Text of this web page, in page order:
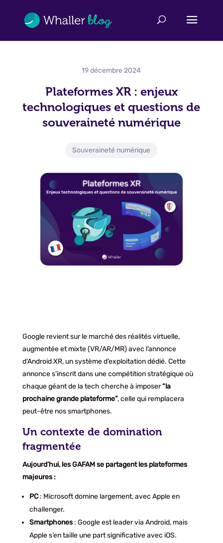
19 décembre 2024
Plateformes XR : enjeux
technologiques et questions de
souveraineté numérique
Souveraineté numérique
Google revient sur le marché des réalités virtuelle,
augmentée et mixte (VR/AR/MR) avec l’annonce
d’Android XR, un système d’exploitation dédié. Cette
annonce s’inscrit dans une compétition stratégique où
chaque géant de la tech cherche à imposer“la
prochaine grande plateforme”, celle qui remplacera
peut-être nos smartphones.
Un contexte de domination
fragmentée
Aujourd’hui, les GAFAM se partagent les plateformes
majeures :
PC: Microsoft domine largement, avec Apple en
challenger.
Smartphones: Google est leader via Android, mais
Apple s’en taille une part significative avec iOS.